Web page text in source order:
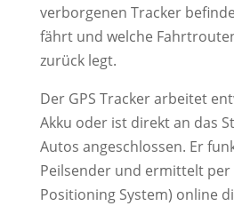
verborgenen Tracker
fährt und welche
zurück legt.
Der GPS Tracker arbeitet
Akku oder ist direkt an das
Autos angeschlossen. Er
Peilsender und ermittelt per
Positioning System) online